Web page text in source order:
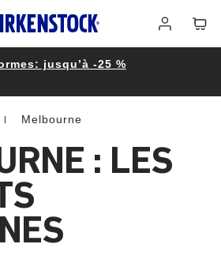
connecter
jusqu’à -25 %
Melbourne
: LES